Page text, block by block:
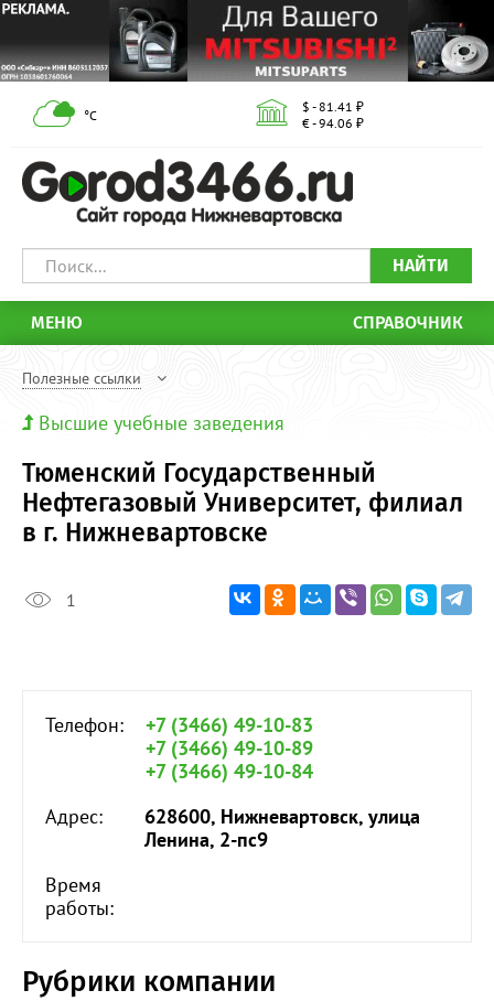
°С
$ - 81.41 ₽
€ - 94.06 ₽
НАЙТИ
МЕНЮ СПРАВОЧНИК
Полезные ссылки
Высшие учебные заведения
Тюменский Государственный
Нефтегазовый Университет, филиал
в г. Нижневартовске
1
Телефон:
+7 (3466) 49-10-83
+7 (3466) 49-10-89
+7 (3466) 49-10-84
Адрес:
628600, Нижневартовск, улица
Ленина, 2-пс9
Время
работы:
Рубрики компании